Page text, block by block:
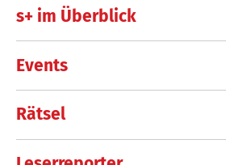
s+ im Überblick
Events
Rätsel